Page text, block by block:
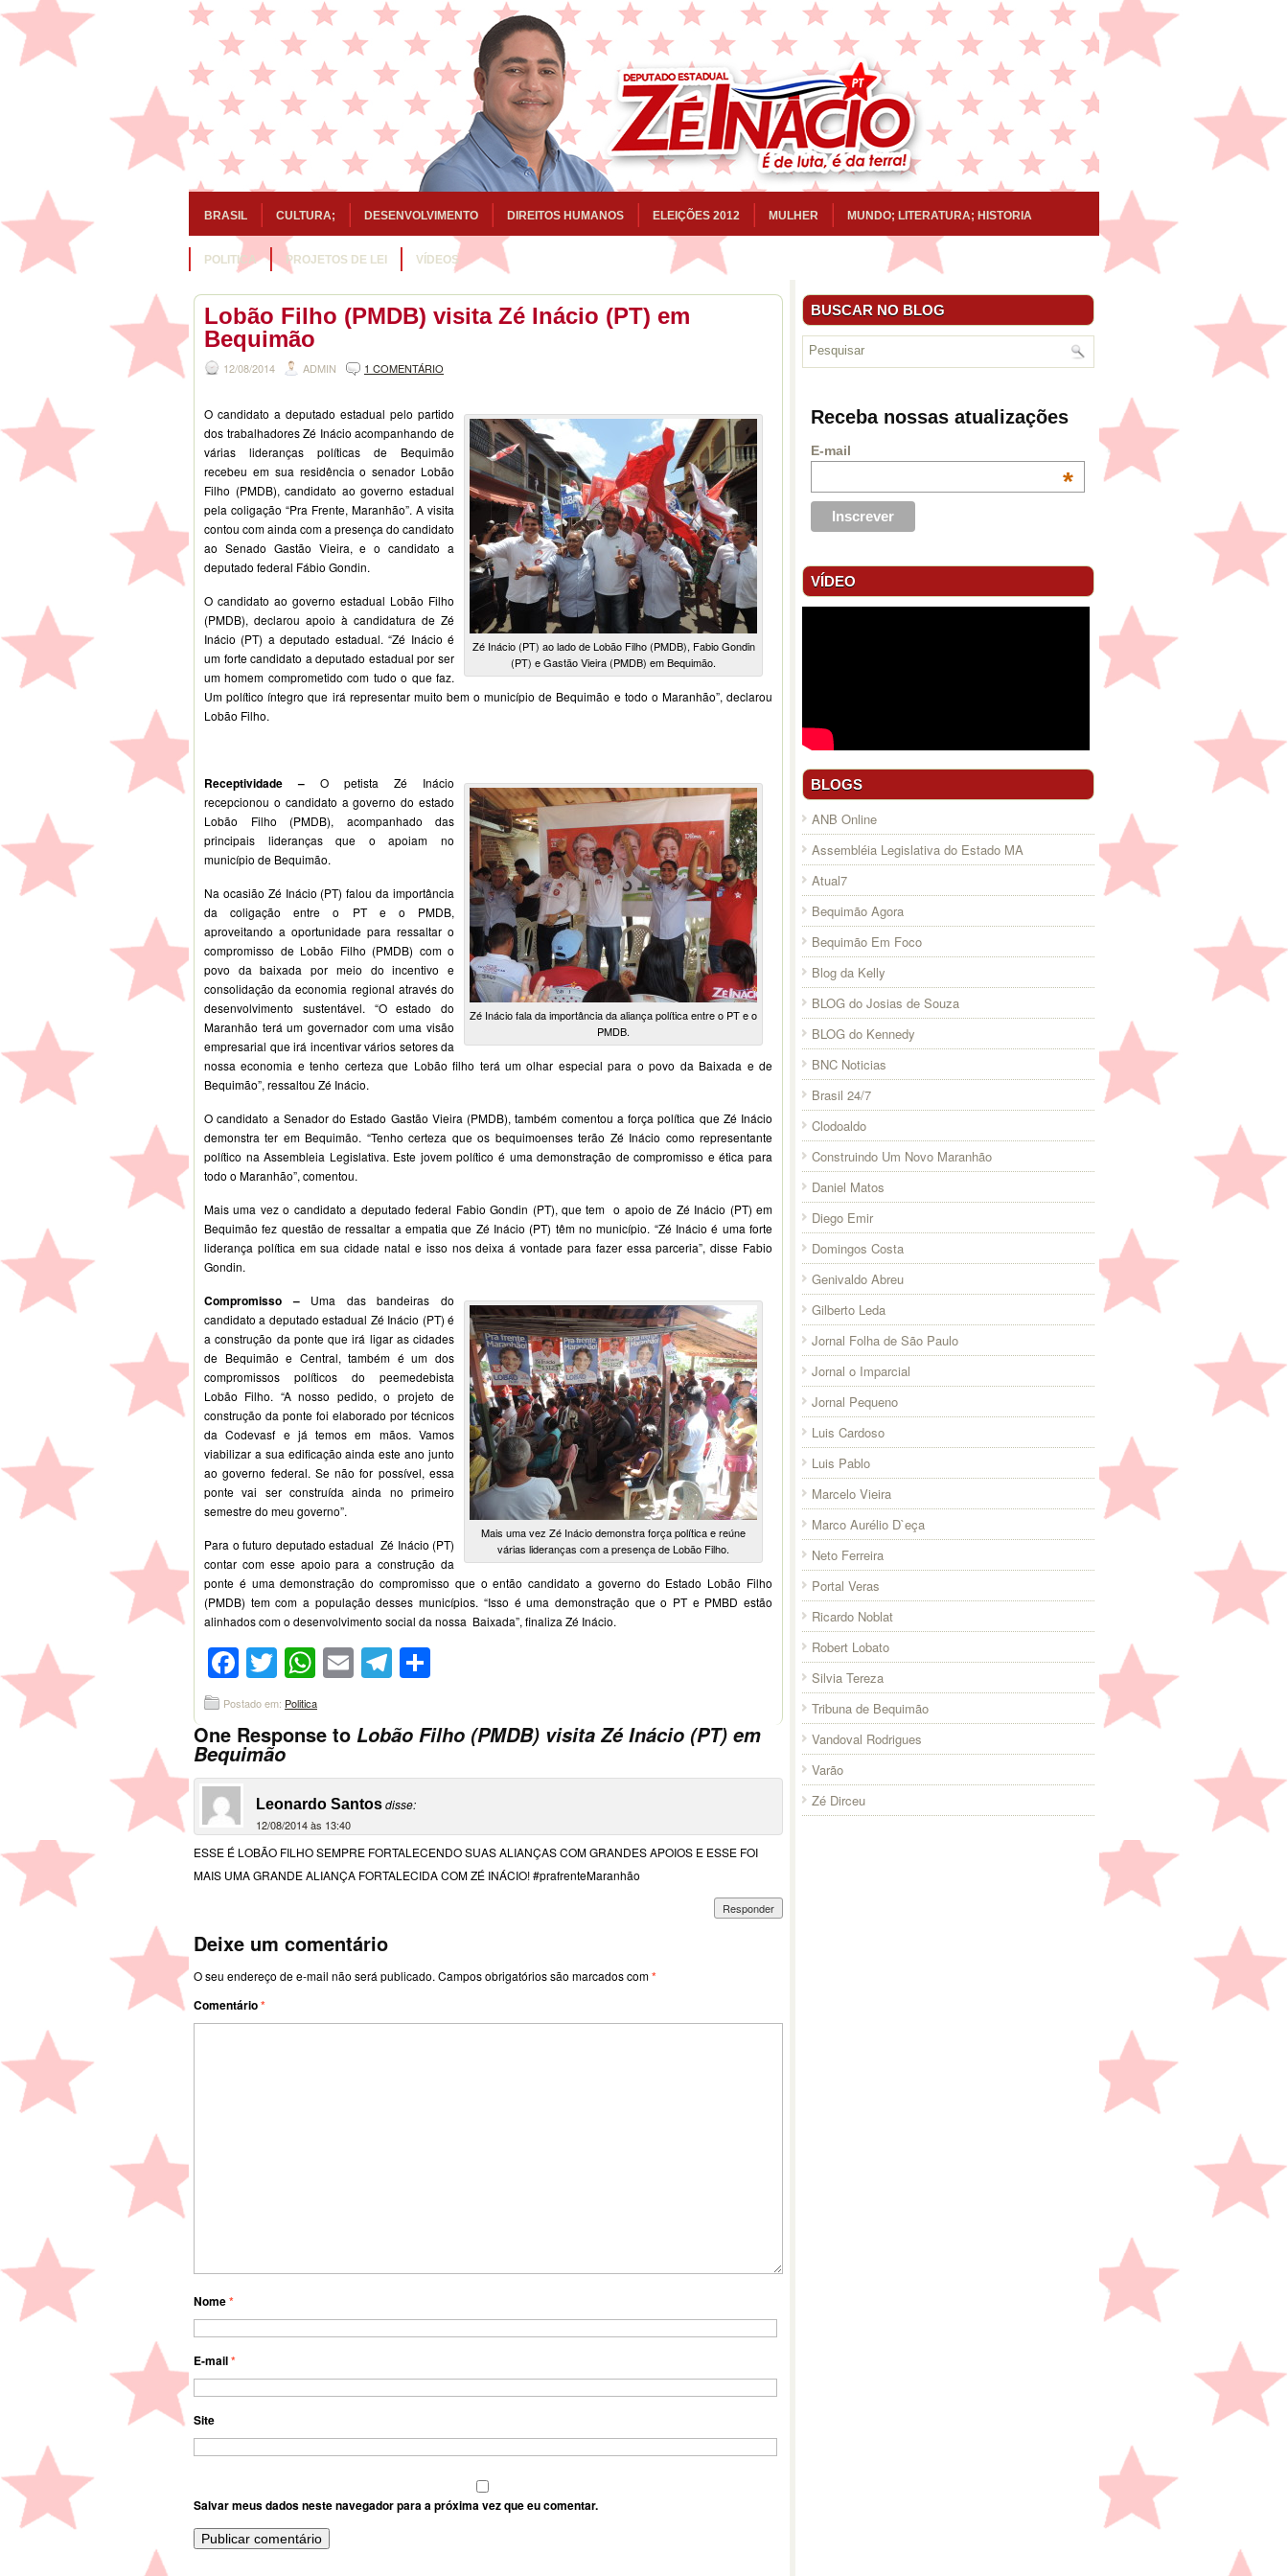
BRASIL CULTURA; DESENVOLVIMENTO DIREITOS HUMANOS ELEIÇÕES 2012 MULHER MUNDO; LITERATURA; HISTORIA
POLITICA PROJETOS DE LEI VÍDEOS
Lobão Filho (PMDB) visita Zé Inácio (PT) em
Bequimão
12/08/2014 ADMIN 1 COMENTÁRIO
Zé Inácio (PT) ao lado de Lobão Filho (PMDB), Fabio Gondin
(PT) e Gastão Vieira (PMDB) em Bequimão.
O candidato a deputado estadual pelo partido
dos trabalhadores Zé Inácio acompanhando de
várias lideranças políticas de Bequimão
recebeu em sua residência o senador Lobão
Filho (PMDB), candidato ao governo estadual
pela coligação “Pra Frente, Maranhão”. A visita
contou com ainda com a presença do candidato
ao Senado Gastão Vieira, e o candidato a
deputado federal Fábio Gondin.
O candidato ao governo estadual Lobão Filho
(PMDB), declarou apoio à candidatura de Zé
Inácio (PT) a deputado estadual. “Zé Inácio é
um forte candidato a deputado estadual por ser
um homem comprometido com tudo o que faz.
Um político íntegro que irá representar muito bem o município de Bequimão e todo o Maranhão”, declarou
Lobão Filho.
Zé Inácio fala da importância da aliança política entre o PT e o
PMDB.
Receptividade – O petista Zé Inácio
recepcionou o candidato a governo do estado
Lobão Filho (PMDB), acompanhado das
principais lideranças que o apoiam no
município de Bequimão.
Na ocasião Zé Inácio (PT) falou da importância
da coligação entre o PT e o PMDB,
aproveitando a oportunidade para ressaltar o
compromisso de Lobão Filho (PMDB) com o
povo da baixada por meio do incentivo e
consolidação da economia regional através do
desenvolvimento sustentável. “O estado do
Maranhão terá um governador com uma visão
empresarial que irá incentivar vários setores da
nossa economia e tenho certeza que Lobão filho terá um olhar especial para o povo da Baixada e de
Bequimão”, ressaltou Zé Inácio.
O candidato a Senador do Estado Gastão Vieira (PMDB), também comentou a força política que Zé Inácio
demonstra ter em Bequimão. “Tenho certeza que os bequimoenses terão Zé Inácio como representante
político na Assembleia Legislativa. Este jovem político é uma demonstração de compromisso e ética para
todo o Maranhão”, comentou.
Mais uma vez o candidato a deputado federal Fabio Gondin (PT), que tem o apoio de Zé Inácio (PT) em
Bequimão fez questão de ressaltar a empatia que Zé Inácio (PT) têm no município. “Zé Inácio é uma forte
liderança política em sua cidade natal e isso nos deixa á vontade para fazer essa parceria”, disse Fabio
Gondin.
Mais uma vez Zé Inácio demonstra força política e reúne
várias lideranças com a presença de Lobão Filho.
Compromisso – Uma das bandeiras do
candidato a deputado estadual Zé Inácio (PT) é
a construção da ponte que irá ligar as cidades
de Bequimão e Central, também é um dos
compromissos políticos do peemedebista
Lobão Filho. “A nosso pedido, o projeto de
construção da ponte foi elaborado por técnicos
da Codevasf e já temos em mãos. Vamos
viabilizar a sua edificação ainda este ano junto
ao governo federal. Se não for possível, essa
ponte vai ser construída ainda no primeiro
semestre do meu governo”.
Para o futuro deputado estadual Zé Inácio (PT)
contar com esse apoio para a construção da
ponte é uma demonstração do compromisso que o então candidato a governo do Estado Lobão Filho
(PMDB) tem com a população desses municípios. “Isso é uma demonstração que o PT e PMBD estão
alinhados com o desenvolvimento social da nossa Baixada”, finaliza Zé Inácio.
Facebook
Twitter
WhatsApp
EmailTelegram
Postado em: Politica
One Response to Lobão Filho (PMDB) visita Zé Inácio (PT) em
Bequimão
Leonardo Santosdisse:
12/08/2014 às 13:40
ESSE É LOBÃO FILHO SEMPRE FORTALECENDO SUAS ALIANÇAS COM GRANDES APOIOS E ESSE FOI
MAIS UMA GRANDE ALIANÇA FORTALECIDA COM ZÉ INÁCIO! #prafrenteMaranhão
Responder
Deixe um comentário
O seu endereço de e-mail não será publicado. Campos obrigatórios são marcados com*
Comentário*
Nome*
E-mail*
Site
Salvar meus dados neste navegador para a próxima vez que eu comentar.
BUSCAR NO BLOG
Receba nossas atualizações
E-mail
*
VÍDEO
BLOGS
ANB Online
Assembléia Legislativa do Estado MA
Atual7
Bequimão Agora
Bequimão Em Foco
Blog da Kelly
BLOG do Josias de Souza
BLOG do Kennedy
BNC Noticias
Brasil 24/7
Clodoaldo
Construindo Um Novo Maranhão
Daniel Matos
Diego Emir
Domingos Costa
Genivaldo Abreu
Gilberto Leda
Jornal Folha de São Paulo
Jornal o Imparcial
Jornal Pequeno
Luis Cardoso
Luis Pablo
Marcelo Vieira
Marco Aurélio D`eça
Neto Ferreira
Portal Veras
Ricardo Noblat
Robert Lobato
Silvia Tereza
Tribuna de Bequimão
Vandoval Rodrigues
Varão
Zé Dirceu